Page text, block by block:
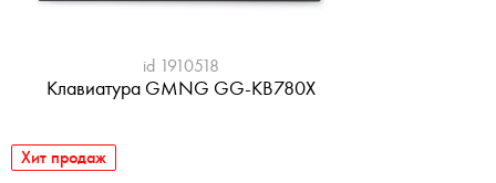
id 1910518
Клавиатура GMNG GG-KB780X
Хит продаж